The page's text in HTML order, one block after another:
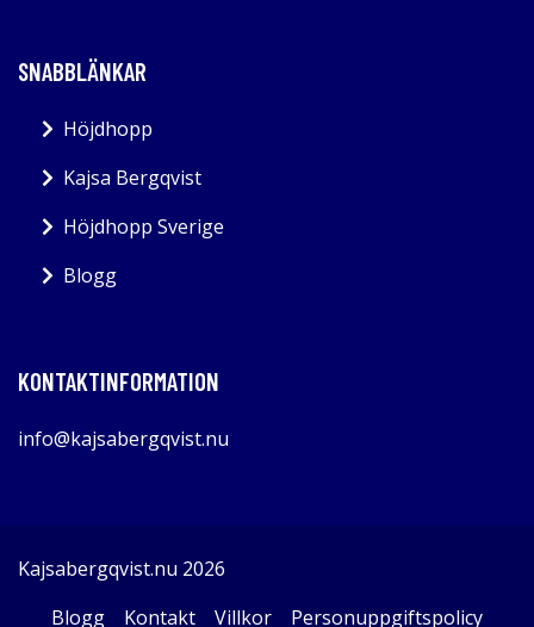
SNABBLÄNKAR
Höjdhopp
Kajsa Bergqvist
Höjdhopp Sverige
Blogg
KONTAKTINFORMATION
info@kajsabergqvist.nu
Kajsabergqvist.nu 2026
Blogg
Kontakt Villkor Personuppgiftspolicy